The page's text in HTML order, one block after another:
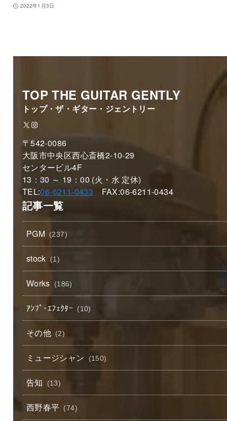
2022年1月3日
TOP THE GUITAR GENTLY
トップ・ザ・ギター・ジェントリー
X Instagram
〒542-0086
大阪市中央区西心斎橋2-10-29
センタービル4F
13：30 ～ 19：00 (火・水 定休)
TEL:06-6211-0433 FAX:06-6211-0434
記事一覧
PGM (237)
stock (1)
Works (186)
ｱﾝﾌﾟ･ｴﾌｪｸﾀｰ (10)
その他 (2)
ミュージシャン (150)
告知 (13)
西野春平 (74)